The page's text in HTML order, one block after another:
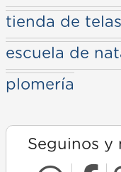
tienda de telas
escuela de
plomería
Seguinos y